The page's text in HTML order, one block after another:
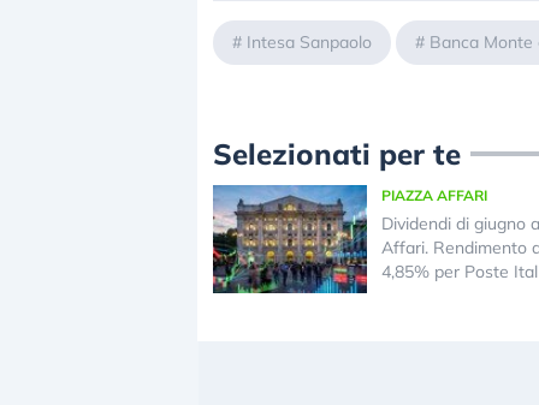
# Intesa Sanpaolo # Banca Monte
Selezionati per te
PIAZZA AFFARI
Dividendi di giugno
Affari. Rendimento
4,85% per Poste